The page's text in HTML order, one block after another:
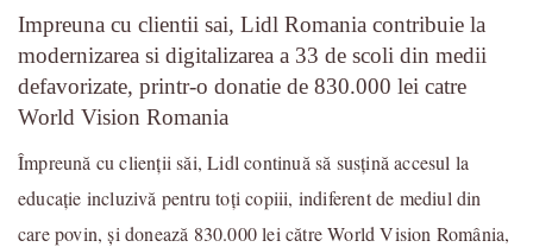
Impreuna cu clientii sai, Lidl Romania contribuie la
modernizarea si digitalizarea a 33 de scoli din medii
defavorizate, printr-o donatie de 830.000 lei catre
World Vision Romania
Împreună cu clienții săi, Lidl continuă să susțină accesul la
educație incluzivă pentru toți copiii, indiferent de mediul din
care povin, și donează 830.000 lei către World Vision România,